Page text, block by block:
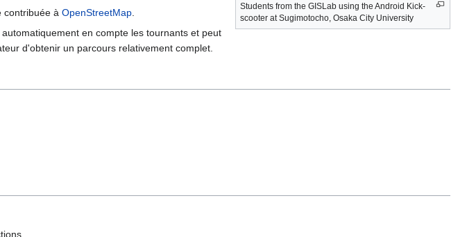
Students from the GISLab using the Android Kick-
scooter at Sugimotocho, Osaka City University
contribuée à OpenStreetMap
en compte les tournants et peut
d'obtenir un parcours relativement complet.